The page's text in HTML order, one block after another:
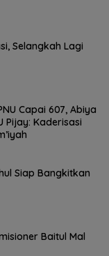
Selangkah Lagi
Capai 607, Abiya
Pijay: Kaderisasi
Siap Bangkitkan
Baitul Mal